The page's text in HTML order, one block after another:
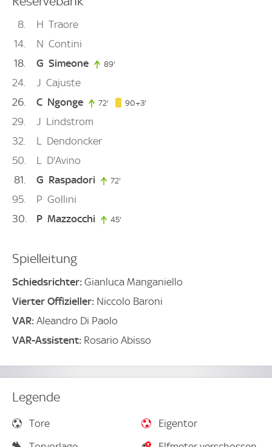
8 H Traore
14
N Contini
18
G Simeone 89'
24 J Cajuste
26
C Ngonge 72' 72. minute
90+3'
29 J Lindstrom
32
L Dendoncker
50
L D'Avino
81
G Raspadori 72'
95 P Gollini
30
P Mazzocchi 45'
Spielleitung
Schiedsrichter: Gianluca Manganiello
Vierter Offizieller: Niccolo Baroni
VAR: Aleandro Di Paolo
VAR-Assistent: Rosario Abisso
Legende
Tore
Eigentor